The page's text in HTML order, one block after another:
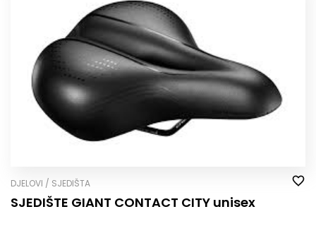
DJELOVI / SJEDIŠTA
SJEDIŠTE GIANT CONTACT CITY unisex